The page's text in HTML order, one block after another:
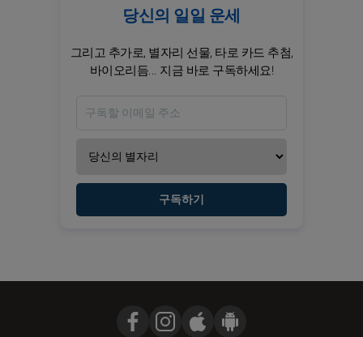
당신의 일일 운세
그리고 추가로, 별자리 선물, 타로 카드 추첨,
바이오리듬... 지금 바로 구독하세요!
구독하기